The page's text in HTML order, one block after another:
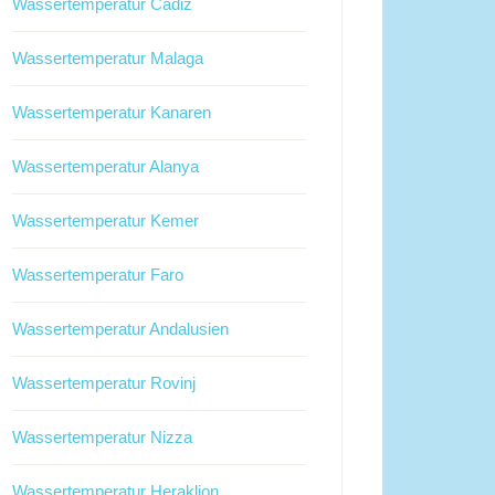
Wassertemperatur Cadiz
Wassertemperatur Malaga
Wassertemperatur Kanaren
Wassertemperatur Alanya
Wassertemperatur Kemer
Wassertemperatur Faro
Wassertemperatur Andalusien
Wassertemperatur Rovinj
Wassertemperatur Nizza
Wassertemperatur Heraklion